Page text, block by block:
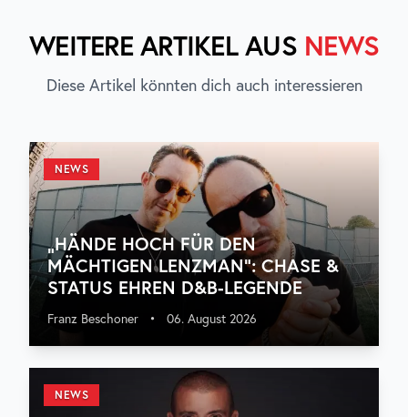
WEITERE ARTIKEL AUS NEWS
Diese Artikel könnten dich auch interessieren
NEWS
„HÄNDE HOCH FÜR DEN
MÄCHTIGEN LENZMAN“: CHASE &
STATUS EHREN D&B-LEGENDE
Franz Beschoner • 06. August 2026
NEWS